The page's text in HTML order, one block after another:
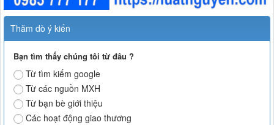
Thăm dò ý kiến
Bạn tìm thấy chúng tôi từ đâu ?
Từ tìm kiếm google
Từ các nguồn MXH
Từ bạn bè giới thiệu
Các hoạt động giao thương